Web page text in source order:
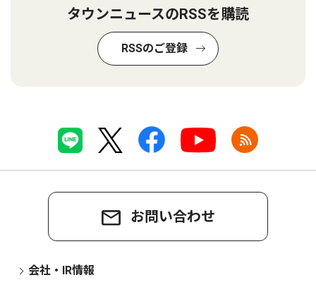
タウンニュースのRSSを購読
RSSのご登録
お問い合わせ
会社・IR情報